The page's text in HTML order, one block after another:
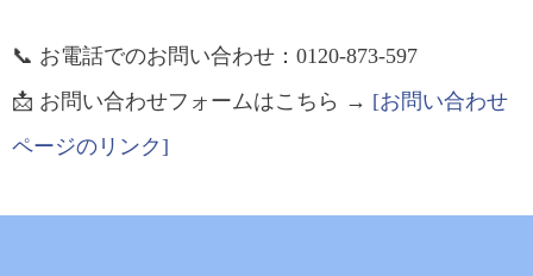
📞 お電話でのお問い合わせ：0120-873-597
📩 お問い合わせフォームはこちら → [お問い合わせ
ページのリンク]